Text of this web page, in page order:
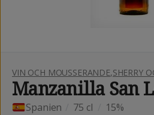
VIN OCH MOUSSERANDE,SHERRY
Manzanilla San
Spanien 75 cl 15%